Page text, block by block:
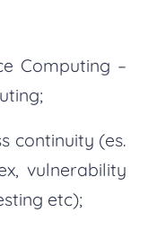
Computing –
continuity (es.
vulnerability
etc);